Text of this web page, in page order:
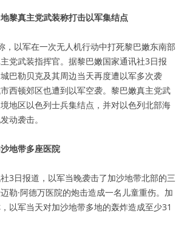
黎真主党武装称打击以军集结点
，以军在一次无人机行动中打死黎巴嫩东南部
党武装指挥官。据黎巴嫩国家通讯社3日报
巴勒贝克及其周边当天再度遭以军多次袭
西顿郊区也遭到以军空袭。黎巴嫩真主党武
地区以色列士兵集结点，并对以色列北部海
动袭击。
地带多座医院
3日报道，以军当晚袭击了加沙地带北部的三
勒·阿德万医院的炮击造成一名儿童重伤。加
以军当天对加沙地带多地的轰炸造成至少31